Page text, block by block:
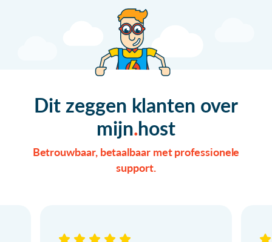
Dit zeggen klanten over
mijn host
Betrouwbaar, betaalbaar met professionele
support.